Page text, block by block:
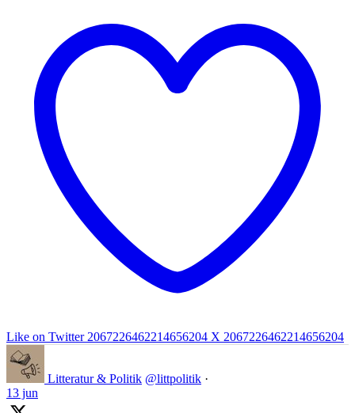
Like on Twitter 2067226462214656204 X 2067226462214656204
Litteratur & Politik @littpolitik ·
13 jun